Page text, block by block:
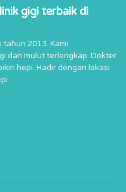
gigi terbaik di
2013. Kami
dan mulut terlengkap. Dokter
hepi. Hadir dengan lokasi